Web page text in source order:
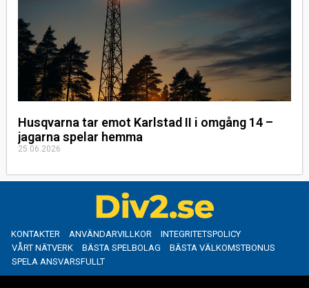
Husqvarna tar emot Karlstad II i omgång 14 –
jagarna spelar hemma
25.06.2026
KONTAKTER ANVÄNDARVILLKOR
INTEGRITETSPOLICY
VÅRT NÄTVERK
BÄSTA SPELBOLAG
BÄSTA VÄLKOMSTBONUS
SPELA ANSVARSFULLT